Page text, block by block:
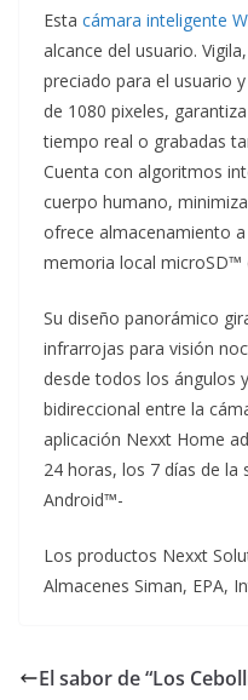
Esta cámara inteligente
alcance del usuario.
preciado para el usuario
de 1080 pixeles,
tiempo real o grabadas
Cuenta con algoritmos
cuerpo humano,
ofrece almacenamiento
memoria local microSD™
Su diseño panorámico
infrarrojas para visión
desde todos los ángulos
bidireccional entre la
aplicación Nexxt Home
24 horas, los 7 días de
Android™-
Los productos Nexxt
Almacenes Siman, EPA,
El sabor de “Los